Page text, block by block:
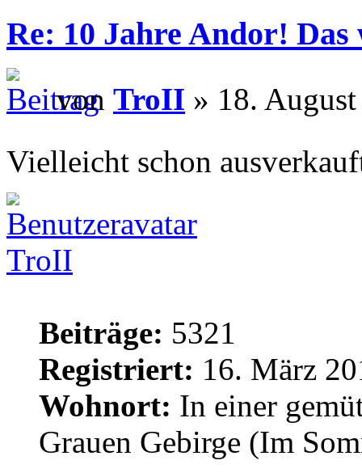
Re: 10 Jahre Andor!
von TroII » 18.
Vielleicht schon
TroII
Beiträge: 5321
Registriert: 16. März
Wohnort: In einer
Grauen Gebirge (Im